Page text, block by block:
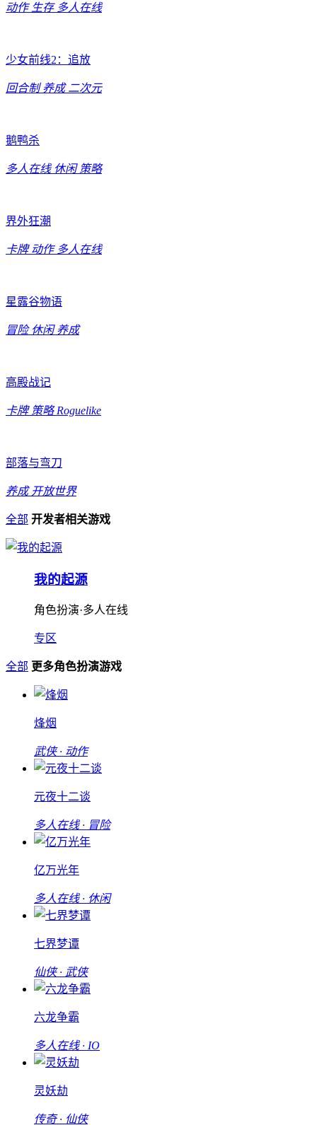
动作 生存 多人在线
少女前线2：追放
回合制 养成 二次元
鹅鸭杀
多人在线 休闲 策略
界外狂潮
卡牌 动作 多人在线
星露谷物语
冒险 休闲 养成
高殿战记
卡牌 策略 Roguelike
部落与弯刀
养成 开放世界
全部 开发者相关游戏
我的起源
角色扮演·多人在线
专区
全部 更多角色扮演游戏
烽烟
武侠 · 动作
元夜十二谈
多人在线 · 冒险
亿万光年
多人在线 · 休闲
七界梦谭
仙侠 · 武侠
六龙争霸
多人在线 · IO
灵妖劫
传奇 · 仙侠